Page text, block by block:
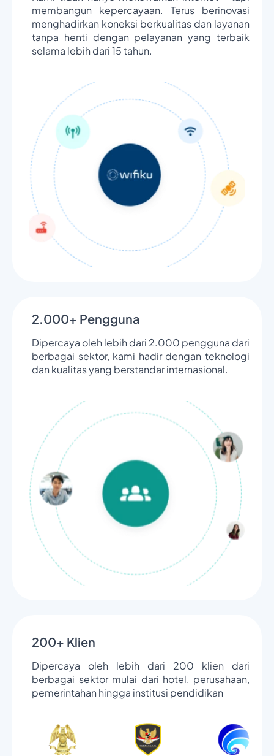
membangun kepercayaan. Terus berinovasi
menghadirkan koneksi berkualitas dan layanan
tanpa henti dengan pelayanan yang terbaik
selama lebih dari 15 tahun.
2.000+ Pengguna
Dipercaya oleh lebih dari 2.000 pengguna dari
berbagai sektor, kami hadir dengan teknologi
dan kualitas yang berstandar internasional.
200+ Klien
Dipercaya oleh lebih dari 200 klien dari
berbagai sektor mulai dari hotel, perusahaan,
pemerintahan hingga institusi pendidikan